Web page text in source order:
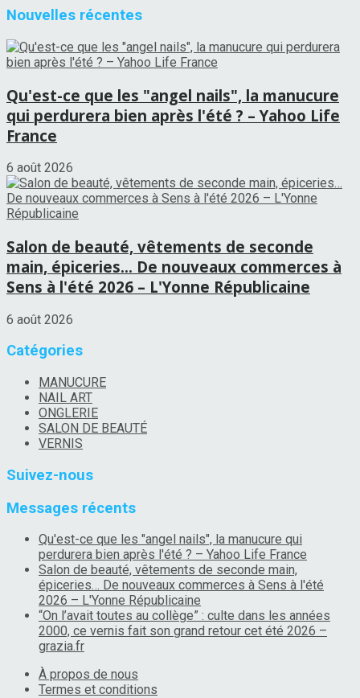
Nouvelles récentes
Qu'est-ce que les "angel nails", la manucure
qui perdurera bien après l'été ? – Yahoo Life
France
6 août 2026
Salon de beauté, vêtements de seconde
main, épiceries… De nouveaux commerces à
Sens à l'été 2026 – L'Yonne Républicaine
6 août 2026
Catégories
MANUCURE
NAIL ART
ONGLERIE
SALON DE BEAUTÉ
VERNIS
Suivez-nous
Messages récents
Qu'est-ce que les "angel nails", la manucure qui
perdurera bien après l'été ? – Yahoo Life France
Salon de beauté, vêtements de seconde main,
épiceries… De nouveaux commerces à Sens à l'été
2026 – L'Yonne Républicaine
“On l’avait toutes au collège” : culte dans les années
2000, ce vernis fait son grand retour cet été 2026 –
grazia.fr
À propos de nous
Termes et conditions